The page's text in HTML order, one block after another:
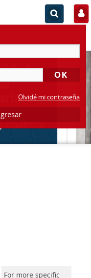
Olvidé mi contraseña
For more specific